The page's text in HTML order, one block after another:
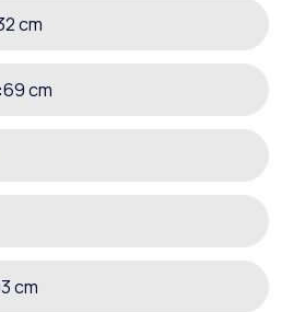
cm
69 cm
cm